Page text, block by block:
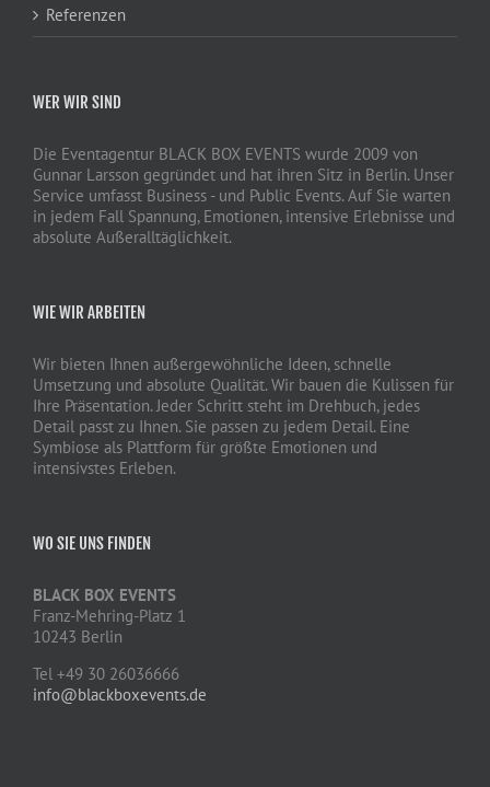
Referenzen
WER WIR SIND
Die Eventagentur BLACK BOX EVENTS wurde 2009 von
Gunnar Larsson gegründet und hat ihren Sitz in Berlin. Unser
Service umfasst Business - und Public Events. Auf Sie warten
in jedem Fall Spannung, Emotionen, intensive Erlebnisse und
absolute Außeralltäglichkeit.
WIE WIR ARBEITEN
Wir bieten Ihnen außergewöhnliche Ideen, schnelle
Umsetzung und absolute Qualität. Wir bauen die Kulissen für
Ihre Präsentation. Jeder Schritt steht im Drehbuch, jedes
Detail passt zu Ihnen. Sie passen zu jedem Detail. Eine
Symbiose als Plattform für größte Emotionen und
intensivstes Erleben.
WO SIE UNS FINDEN
BLACK BOX EVENTS
Franz-Mehring-Platz 1
10243 Berlin
Tel +49 30 26036666
info@blackboxevents.de